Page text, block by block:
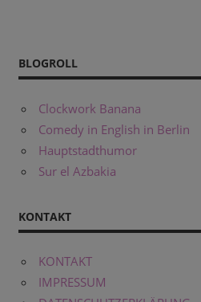
BLOGROLL
Clockwork Banana
Comedy in English in Berlin
Hauptstadthumor
Sur el Azbakia
KONTAKT
KONTAKT
IMPRESSUM